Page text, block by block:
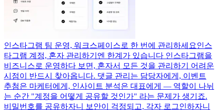
인스타그램 팀 운영, 워크스페이스로 한 번에 관리하세요인스
타그램 계정, 혼자 관리하기엔 한계가 있습니다 인스타그램을
비즈니스로 운영하다 보면, 혼자서 모든 것을 관리하기 어려운
시점이 반드시 찾아옵니다. 댓글 관리는 담당자에게, 이벤트
추첨은 마케터에게, 인사이트 분석은 대표에게 — 역할이 나뉘
는 순간 "계정을 어떻게 공유할 것인가" 라는 문제가 생기죠.
비밀번호를 공유하자니 보안이 걱정되고, 각자 로그인하자니